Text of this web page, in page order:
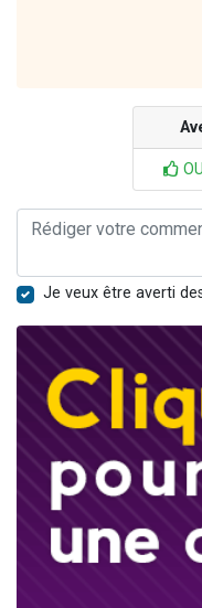
Je veux être averti